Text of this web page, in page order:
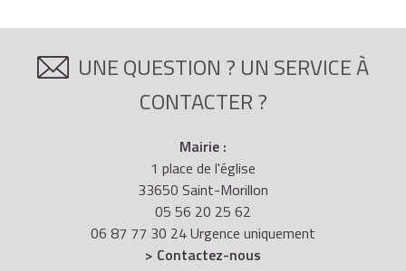
UNE QUESTION ? UN SERVICE À
CONTACTER ?
Mairie :
1 place de l'église
33650 Saint-Morillon
05 56 20 25 62
06 87 77 30 24 Urgence uniquement
> Contactez-nous